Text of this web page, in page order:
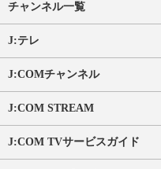
チャンネル一覧
J:テレ
J:COMチャンネル
J:COM STREAM
J:COM TVサービスガイド